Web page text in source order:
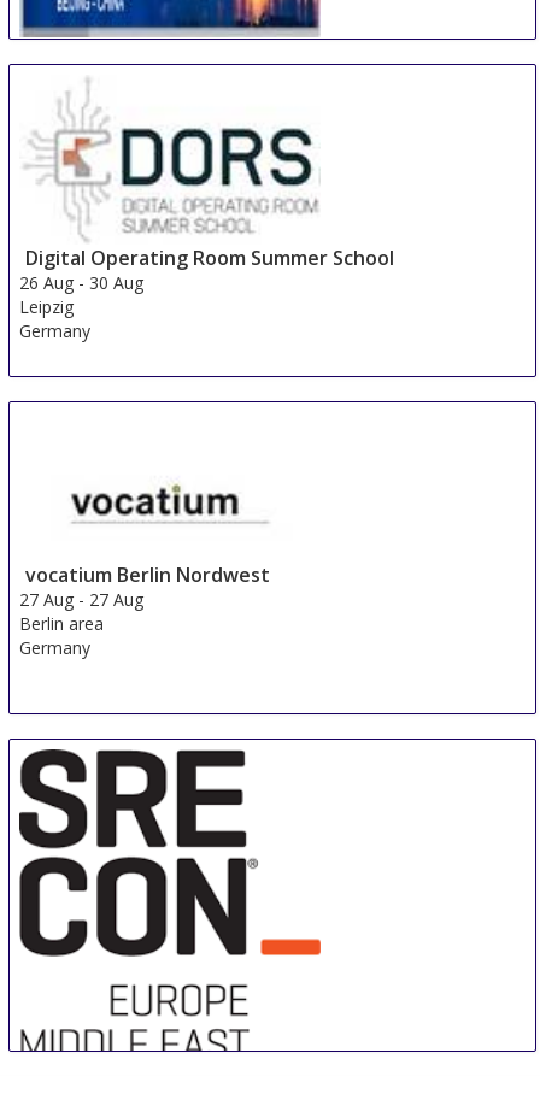
Academic Research & Global Innovation
24 Aug - 25 Aug
Beijing area
China
Digital Operating Room Summer School
26 Aug - 30 Aug
Leipzig
Germany
vocatium Berlin Nordwest
27 Aug - 27 Aug
Berlin area
Germany